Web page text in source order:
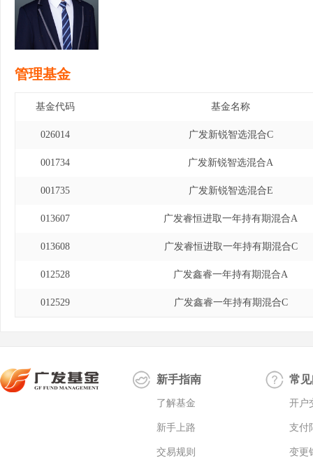
管理基金
基金代码 基金名称
026014 广发新锐智选混合C
001734 广发新锐智选混合A
001735 广发新锐智选混合E
013607 广发睿恒进取一年持有期混合A
013608 广发睿恒进取一年持有期混合C
012528 广发鑫睿一年持有期混合A
012529 广发鑫睿一年持有期混合C
新手指南
了解基金
新手上路
交易规则
常
开户
支付
变更